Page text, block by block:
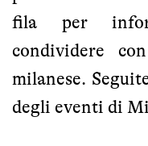
fila per
condividere
milanese.
degli eventi di